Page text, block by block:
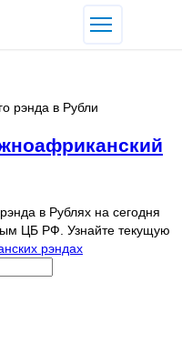
рэнда в Рубли
в Рублях на сегодня
ЦБ РФ. Узнайте текущую
рэндах